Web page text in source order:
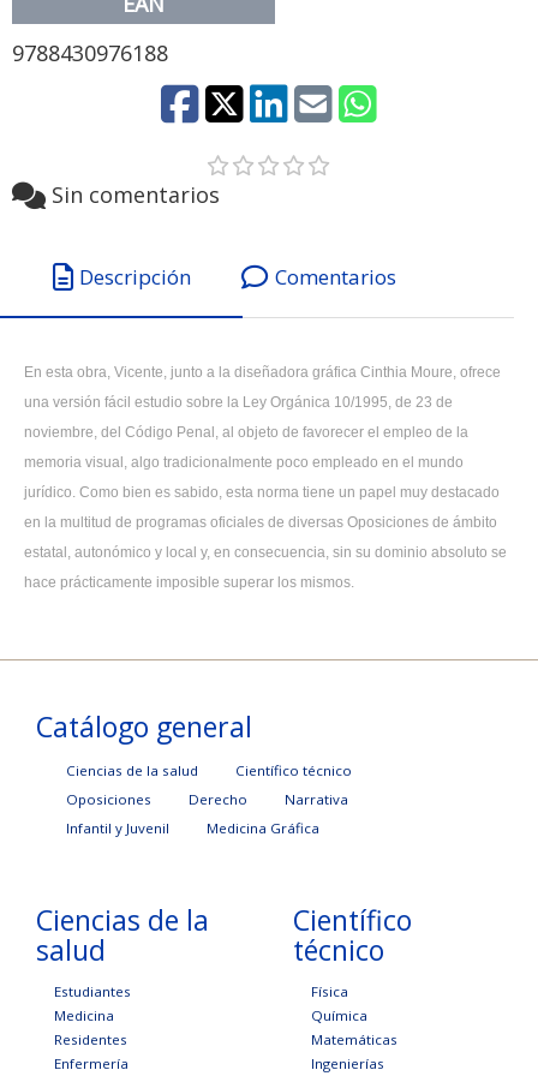
9788430976188
Sin comentarios
Descripción Comentarios
En esta obra, Vicente, junto a la diseñadora gráfica Cinthia Moure, ofrece
una versión fácil estudio sobre la Ley Orgánica 10/1995, de 23 de
noviembre, del Código Penal, al objeto de favorecer el empleo de la
memoria visual, algo tradicionalmente poco empleado en el mundo
jurídico. Como bien es sabido, esta norma tiene un papel muy destacado
en la multitud de programas oficiales de diversas Oposiciones de ámbito
estatal, autonómico y local y, en consecuencia, sin su dominio absoluto se
hace prácticamente imposible superar los mismos.
Catálogo general
Ciencias de la salud
Científico técnico
Oposiciones
Derecho
Narrativa
Infantil y Juvenil
Medicina Gráfica
Ciencias de la
salud
Estudiantes
Medicina
Residentes
Enfermería
Científico
técnico
Física
Química
Matemáticas
Ingenierías